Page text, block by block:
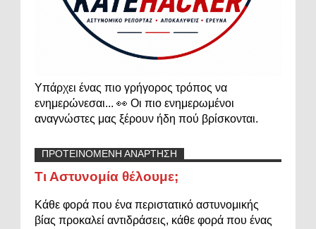
Υπάρχει ένας πιο γρήγορος τρόπος να
ενημερώνεσαι... 👀 Οι πιο ενημερωμένοι
αναγνώστες μας ξέρουν ήδη πού βρίσκονται.
ΠΡΟΤΕΙΝΟΜΕΝΗ ΑΝΑΡΤΗΣΗ
Τι Αστυνομία θέλουμε;
Κάθε φορά που ένα περιστατικό αστυνομικής
βίας προκαλεί αντιδράσεις, κάθε φορά που ένας